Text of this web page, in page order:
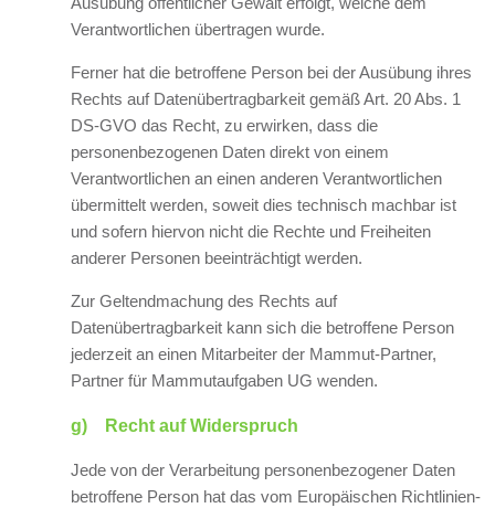
Verantwortlichen übertragen wurde.
Ferner hat die betroffene Person bei der Ausübung ihres
Rechts auf Datenübertragbarkeit gemäß Art. 20 Abs. 1
DS-GVO das Recht, zu erwirken, dass die
personenbezogenen Daten direkt von einem
Verantwortlichen an einen anderen Verantwortlichen
übermittelt werden, soweit dies technisch machbar ist
und sofern hiervon nicht die Rechte und Freiheiten
anderer Personen beeinträchtigt werden.
Zur Geltendmachung des Rechts auf
Datenübertragbarkeit kann sich die betroffene Person
jederzeit an einen Mitarbeiter der Mammut-Partner,
Partner für Mammutaufgaben UG wenden.
g) Recht auf Widerspruch
Jede von der Verarbeitung personenbezogener Daten
betroffene Person hat das vom Europäischen Richtlinien-